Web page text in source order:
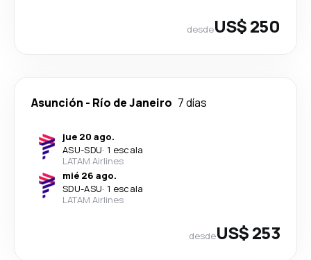
desdeUS$ 250
Asunción - Río de Janeiro 7 días
jue 20 ago.
ASU-SDU· 1 escala
LATAM Airlines
mié 26 ago.
SDU-ASU· 1 escala
LATAM Airlines
desdeUS$ 253